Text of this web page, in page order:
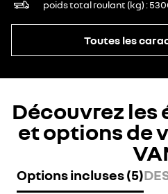
poids total roulant (kg)
Toutes les
Découvrez
et options de
Options incluses (5)